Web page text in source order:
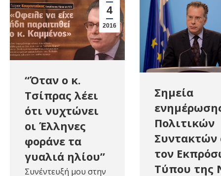
4
2016
“Όταν ο κ.
Τσίπρας λέει
ότι νυχτώνει
οι Έλληνες
φοράνε τα
γυαλιά ηλίου”
Συνέντευξή μου στην
Σημεία
Πολιτικών
Συντακτών
τον
Τύπου της